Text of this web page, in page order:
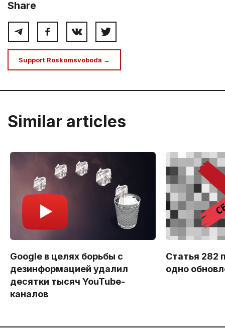
Share
Support Roskomsvoboda →
Similar articles
Google в целях борьбы с
дезинформацией удалил
десятки тысяч YouTube-
каналов
Статья 282
одно